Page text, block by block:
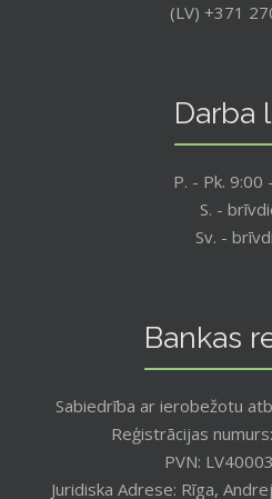
(LV) +371
Darba
P. - Pk. 9:00
S. -
Sv. -
Bankas
Sabiedrība ar ierobežotu
Reģistrācijas
PVN:
Juridiska Adrese: Rīga,